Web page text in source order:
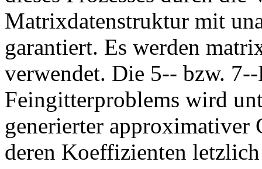
Matrixdatenstruktur mit
garantiert. Es werden
verwendet. Die 5-- bzw.
Feingitterproblems wird
generierter approximativer
deren Koeffizienten